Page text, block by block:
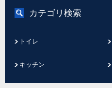
カテゴリ検索
トイレ
キッチン